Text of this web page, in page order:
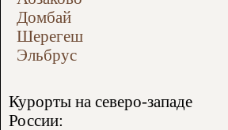
Домбай
Шерегеш
Эльбрус
Курорты на северо-западе
России: